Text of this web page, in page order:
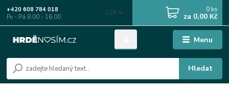
Menu
CZK
Hledat
+420 608 784 018
Po - Pá 8.00 - 16.00
0 ks
za 0,00 Kč